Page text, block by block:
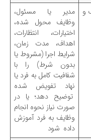
مدیر یا مسئول،
وظایف محول شده،
اختیارات، انتظارات،
اهداف، مدت زمان،
شرایط اجرا (مشروط یا
بدون شرط) را با
شفافیت کامل به فرد یا
نهاد تفویض شده
توضیح دهد؛ یا در
صورت نیاز نحوه انجام
وظایف به فرد آموزش
داده شود